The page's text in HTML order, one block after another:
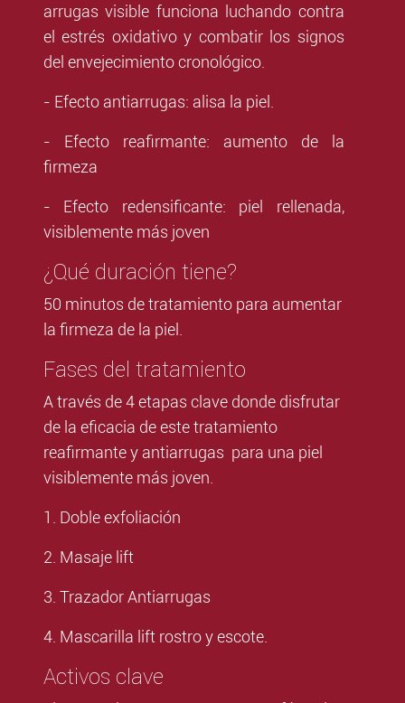
arrugas visible funciona luchando contra
el estrés oxidativo y combatir los signos
del envejecimiento cronológico.
- Efecto antiarrugas: alisa la piel.
- Efecto reafirmante: aumento de la
firmeza
- Efecto redensificante: piel rellenada,
visiblemente más joven
¿Qué duración tiene?
50 minutos de tratamiento para aumentar
la firmeza de la piel.
Fases del tratamiento
A través de 4 etapas clave donde disfrutar
de la eficacia de estetratamiento
reafirmante y antiarrugas para una piel
visiblemente más joven
1. Doble exfoliación
2. Masaje lift
3. Trazador Antiarrugas
4. Mascarilla lift rostro y escote.
Activos clave